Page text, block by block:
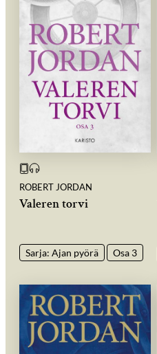
ROBERT JORDAN
Valeren torvi
Sarja: Ajan pyörä Osa 3